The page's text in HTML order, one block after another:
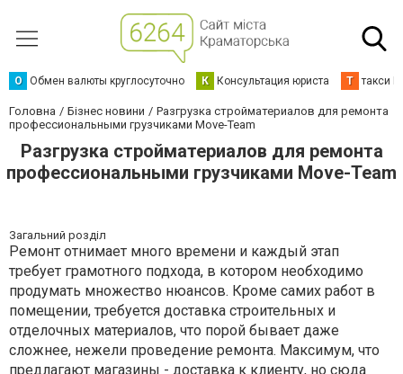
О Обмен валюты круглосуточно К Консультация юриста Т такси
Головна Бізнес новини
Разгрузка стройматериалов для ремонта
профессиональными грузчиками Move-Team
Разгрузка стройматериалов для ремонта
профессиональными грузчиками Move-Team
Загальний розділ
Ремонт отнимает много времени и каждый этап
требует грамотного подхода, в котором необходимо
продумать множество нюансов. Кроме самих работ в
помещении, требуется доставка строительных и
отделочных материалов, что порой бывает даже
сложнее, нежели проведение ремонта. Максимум, что
предлагают магазины - доставка к клиенту, но сюда